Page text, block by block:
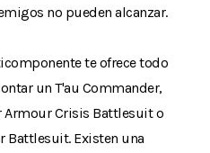
no pueden alcanzar.
te ofrece todo
un T'au Commander,
Armour Crisis Battlesuit o
Battlesuit. Existen una